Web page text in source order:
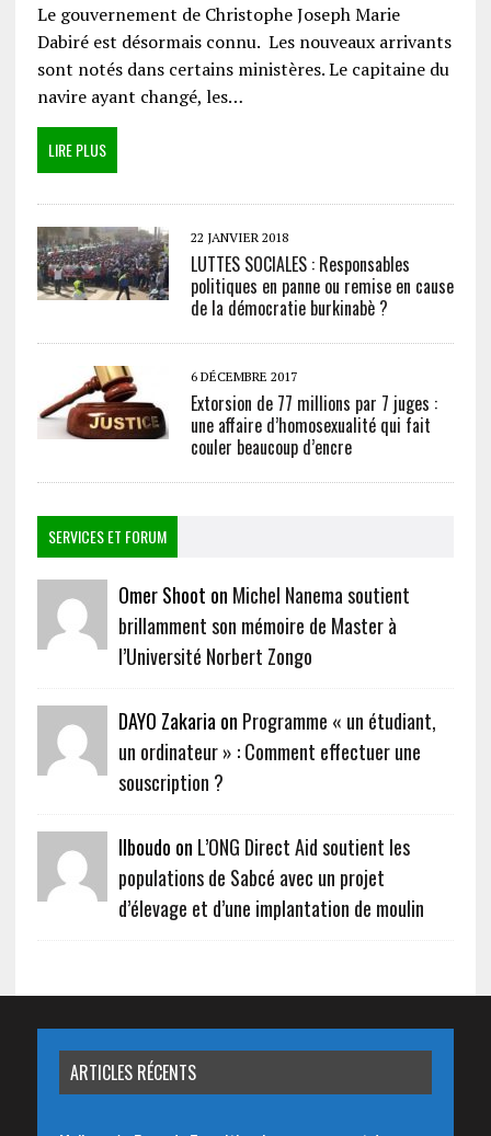
Le gouvernement de Christophe Joseph Marie
Dabiré est désormais connu. Les nouveaux arrivants
sont notés dans certains ministères. Le capitaine du
navire ayant changé, les…
LIRE PLUS
22 JANVIER 2018
LUTTES SOCIALES : Responsables
politiques en panne ou remise en cause
de la démocratie burkinabè ?
6 DÉCEMBRE 2017
Extorsion de 77 millions par 7 juges :
une affaire d’homosexualité qui fait
couler beaucoup d’encre
SERVICES ET FORUM
Omer Shoot on Michel Nanema soutient
brillamment son mémoire de Master à
l’Université Norbert Zongo
DAYO Zakaria on Programme « un étudiant,
un ordinateur » : Comment effectuer une
souscription ?
Ilboudo on L’ONG Direct Aid soutient les
populations de Sabcé avec un projet
d’élevage et d’une implantation de moulin
ARTICLES RÉCENTS